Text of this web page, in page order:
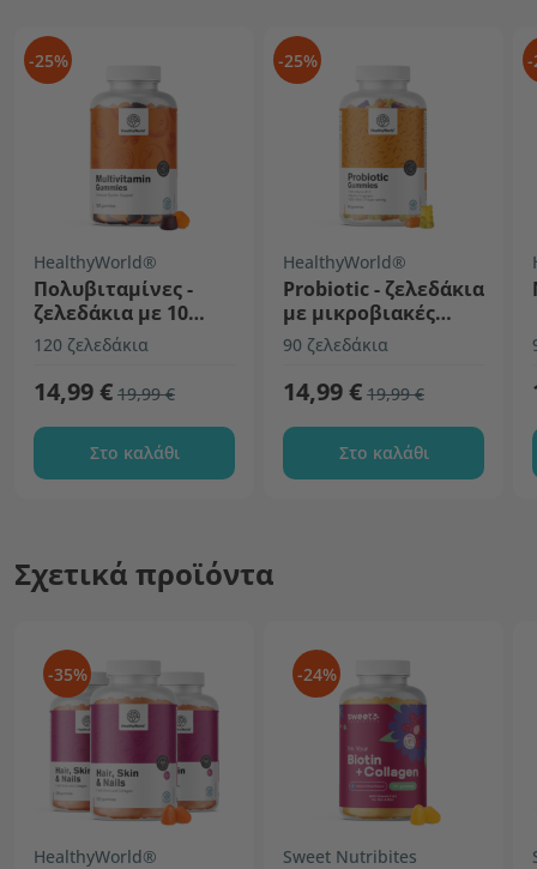
-25%
HealthyWorld®
Πολυβιταμίνες -
ζελεδάκια με 10
βιταμίνες
120 ζελεδάκια
14,99 € 19,99 €
Στο καλάθι
-25%
HealthyWorld®
Probiotic - ζελεδάκια
με μικροβιακές
καλλιέργειες
90 ζελεδάκια
14,99 € 19,99 €
Στο καλάθι
-
Σχετικά προϊόντα
-35%
HealthyWorld®
-24%
Sweet Nutribites